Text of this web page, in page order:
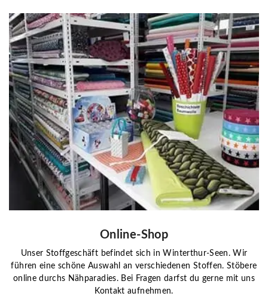
Online-Shop
Unser Stoffgeschäft befindet sich in Winterthur-Seen. Wir
führen eine schöne Auswahl an verschiedenen Stoffen. Stöbere
online durchs Nähparadies. Bei Fragen darfst du gerne mit uns
Kontakt aufnehmen.